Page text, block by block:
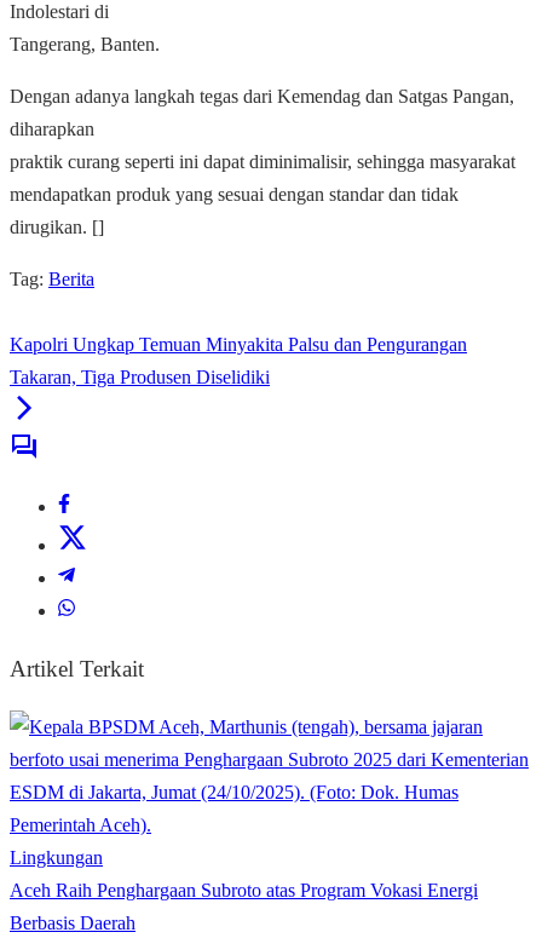
Indolestari di
Tangerang, Banten.
Dengan adanya langkah tegas dari Kemendag dan Satgas Pangan,
diharapkan
praktik curang seperti ini dapat diminimalisir, sehingga masyarakat
mendapatkan produk yang sesuai dengan standar dan tidak
dirugikan. []
Tag: Berita
Kapolri Ungkap Temuan Minyakita Palsu dan Pengurangan
Takaran, Tiga Produsen Diselidiki
Artikel Terkait
Lingkungan
Aceh Raih Penghargaan Subroto atas Program Vokasi Energi
Berbasis Daerah